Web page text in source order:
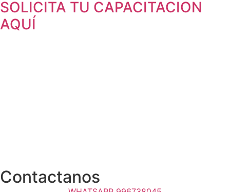
SOLICITA TU CAPACITACION
AQUÍ
Contactanos